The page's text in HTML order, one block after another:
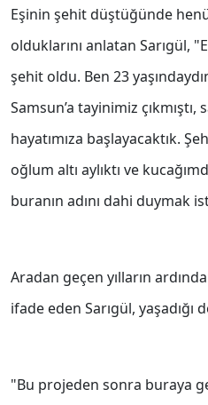
Eşinin şehit düştüğünde
olduklarını anlatan Sarıgül,
şehit oldu. Ben 23
Samsun’a tayinimiz
hayatımıza başlayacaktık.
oğlum altı aylıktı ve
buranın adını dahi duymak
Aradan geçen yılların
ifade eden Sarıgül, yaşadığı
"Bu projeden sonra buraya